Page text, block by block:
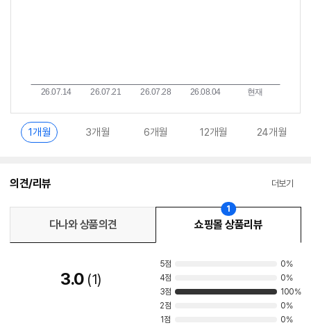
1개월 3개월 6개월 12개월 24개월
의견/리뷰 더보기
다나와 상품의견 쇼핑몰 상품리뷰
1
3.0 1
5점
0%
4점
0%
3점
100%
2점
0%
1점
0%